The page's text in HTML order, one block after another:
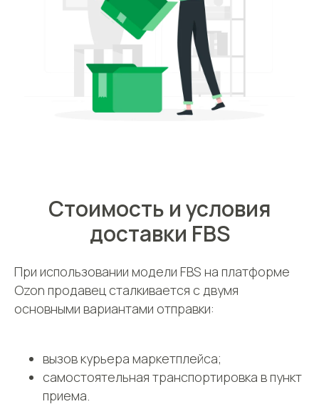
Стоимость и условия
доставки FBS
При использовании модели FBS на платформе
Ozon продавец сталкивается с двумя
основными вариантами отправки:
вызов курьера маркетплейса;
самостоятельная транспортировка в пункт
приема.